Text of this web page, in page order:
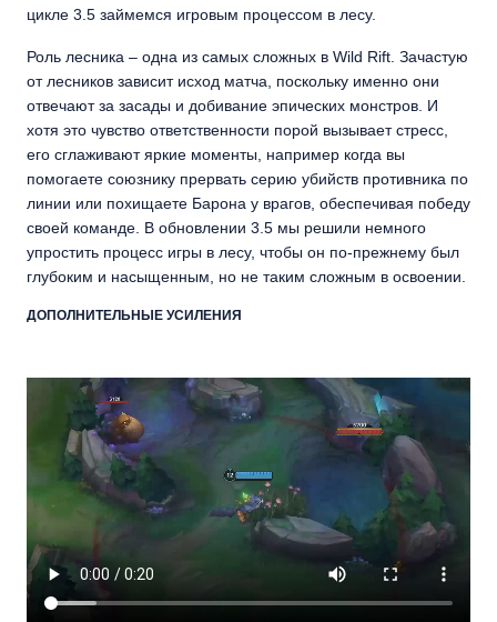
цикле 3.5 займемся игровым процессом в лесу.
Роль лесника – одна из самых сложных в Wild Rift. Зачастую
от лесников зависит исход матча, поскольку именно они
отвечают за засады и добивание эпических монстров. И
хотя это чувство ответственности порой вызывает стресс,
его сглаживают яркие моменты, например когда вы
помогаете союзнику прервать серию убийств противника по
линии или похищаете Барона у врагов, обеспечивая победу
своей команде. В обновлении 3.5 мы решили немного
упростить процесс игры в лесу, чтобы он по-прежнему был
глубоким и насыщенным, но не таким сложным в освоении.
ДОПОЛНИТЕЛЬНЫЕ УСИЛЕНИЯ